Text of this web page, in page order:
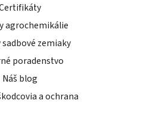
agrochemikálie
zemiaky
poradenstvo
Náš blog
a ochrana